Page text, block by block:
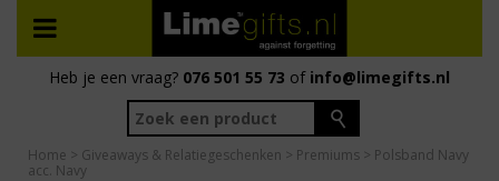
Heb je een vraag? 076 501 55 73 of info@limegifts.nl
Home > Giveaways & Relatiegeschenken > Premiums > Polsband Navy
acc. Navy